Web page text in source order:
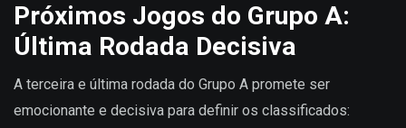
Próximos Jogos do Grupo A:
Última Rodada Decisiva
A terceira e última rodada do Grupo A promete ser
emocionante e decisiva para definir os classificados: